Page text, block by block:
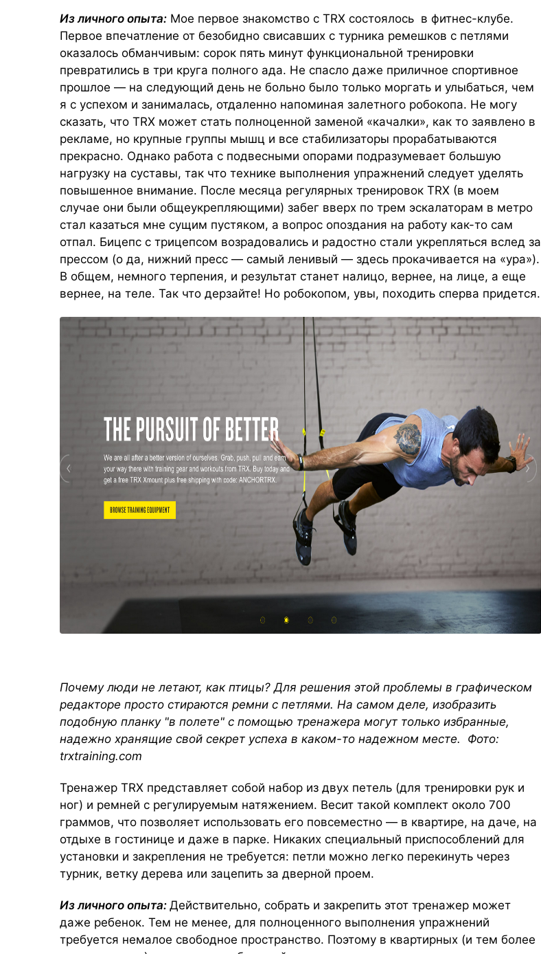
Из личного опыта: Мое первое знакомство с TRX состоялось в фитнес-клубе.
Первое впечатление от безобидно свисавших с турника ремешков с петлями
оказалось обманчивым: сорок пять минут функциональной тренировки
превратились в три круга полного ада. Не спасло даже приличное спортивное
прошлое — на следующий день не больно было только моргать и улыбаться, чем
я с успехом и занималась, отдаленно напоминая залетного робокопа. Не могу
сказать, что TRX может стать полноценной заменой «качалки», как то заявлено в
рекламе, но крупные группы мышц и все стабилизаторы прорабатываются
прекрасно. Однако работа с подвесными опорами подразумевает большую
нагрузку на суставы, так что технике выполнения упражнений следует уделять
повышенное внимание. После месяца регулярных тренировок TRX (в моем
случае они были общеукрепляющими) забег вверх по трем эскалаторам в метро
стал казаться мне сущим пустяком, а вопрос опоздания на работу как-то сам
отпал. Бицепс с трицепсом возрадовались и радостно стали укрепляться вслед за
прессом (о да, нижний пресс — самый ленивый — здесь прокачивается на «ура»).
В общем, немного терпения, и результат станет налицо, вернее, на лице, а еще
вернее, на теле. Так что дерзайте! Но робокопом, увы, походить сперва придется.
Почему люди не летают, как птицы? Для решения этой проблемы в графическом
редакторе просто стираются ремни с петлями. На самом деле, изобразить
подобную планку "в полете" с помощью тренажера могут только избранные,
надежно хранящие свой секрет успеха в каком-то надежном месте. Фото:
trxtraining.com
Тренажер TRX представляет собой набор из двух петель (для тренировки рук и
ног) и ремней с регулируемым натяжением. Весит такой комплект около 700
граммов, что позволяет использовать его повсеместно — в квартире, на даче, на
отдыхе в гостинице и даже в парке. Никаких специальный приспособлений для
установки и закрепления не требуется: петли можно легко перекинуть через
турник, ветку дерева или зацепить за дверной проем.
Из личного опыта: Действительно, собрать и закрепить этот тренажер может
даже ребенок. Тем не менее, для полноценного выполнения упражнений
требуется немалое свободное пространство. Поэтому в квартирных (и тем более